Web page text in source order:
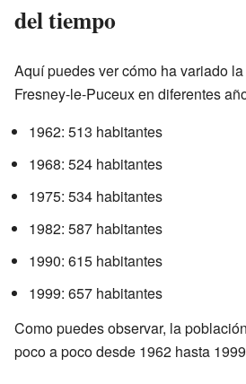
del tiempo
Aquí puedes ver cómo ha variado
Fresney-le-Puceux en diferentes
1962: 513 habitantes
1968: 524 habitantes
1975: 534 habitantes
1982: 587 habitantes
1990: 615 habitantes
1999: 657 habitantes
Como puedes observar, la
poco a poco desde 1962 hasta